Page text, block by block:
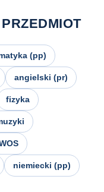
(pp)
angielski (pr)
fizyka
niemiecki (pp)